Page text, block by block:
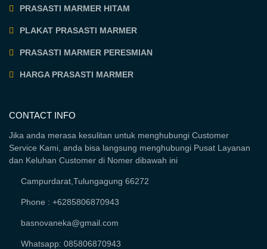
PRASASTI MARMER HITAM
PLAKAT PRASASTI MARMER
PRASASTI MARMER PERESMIAN
HARGA PRASASTI MARMER
CONTACT INFO
Jika anda merasa kesulitan untuk menghubungi Customer
Service Kami, anda bisa langsung menghubungi Pusat Layanan
dan Keluhan Customer di Nomer dibawah ini
Campurdarat,Tulungagung 66272
Phone : +6285806870943
basnovaneka@gmail.com
Whatsapp: 085806870943